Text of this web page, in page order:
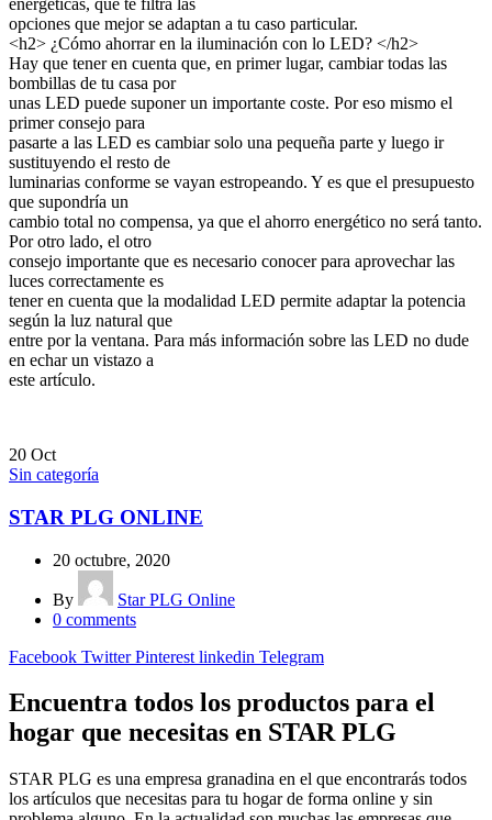
energéticas, que te filtra las
opciones que mejor se adaptan a tu caso particular.
<h2> ¿Cómo ahorrar en la iluminación con lo LED? </h2>
Hay que tener en cuenta que, en primer lugar, cambiar todas las
bombillas de tu casa por
unas LED puede suponer un importante coste. Por eso mismo el
primer consejo para
pasarte a las LED es cambiar solo una pequeña parte y luego ir
sustituyendo el resto de
luminarias conforme se vayan estropeando. Y es que el presupuesto
que supondría un
cambio total no compensa, ya que el ahorro energético no será tanto.
Por otro lado, el otro
consejo importante que es necesario conocer para aprovechar las
luces correctamente es
tener en cuenta que la modalidad LED permite adaptar la potencia
según la luz natural que
entre por la ventana. Para más información sobre las LED no dude
en echar un vistazo a
este artículo.
20 Oct
Sin categoría
STAR PLG ONLINE
20 octubre, 2020
By
Star PLG Online
0 comments
Facebook Twitter Pinterest linkedin Telegram
Encuentra todos los productos para el
hogar que necesitas en STAR PLG
STAR PLG es una empresa granadina en el que encontrarás todos
los artículos que necesitas para tu hogar de forma online y sin